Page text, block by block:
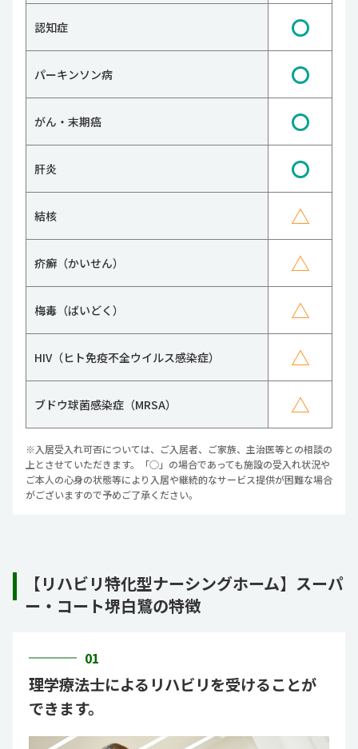
認知症 〇
パーキンソン病 〇
がん・末期癌 〇
肝炎 〇
結核 △
疥癬（かいせん） △
梅毒（ばいどく） △
HIV（ヒト免疫不全ウイルス感染症） △
ブドウ球菌感染症（MRSA） △
※入居受入れ可否については、ご入居者、ご家族、主治医等との相談の
上とさせていただきます。「○」の場合であっても施設の受入れ状況や
ご本人の心身の状態等により入居や継続的なサービス提供が困難な場合
がございますので予めご了承ください。
【リハビリ特化型ナーシングホーム】スーパ
ー・コート堺白鷺の特徴
01
理学療法士によるリハビリを受けることが
できます。